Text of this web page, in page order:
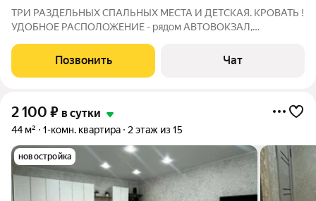
ТРИ РАЗДЕЛЬНЫХ СПАЛЬНЫХ МЕСТА И ДЕТСКАЯ. КРОВАТЬ !
УДОБНОЕ РАСПОЛОЖЕНИЕ - рядом АВТОВОКЗАЛ,
квартира . Удобная двухспальная кровать с ортопедическим
матрацем большой ЖК телевизор SMART TVв
Позвонить Чат
2 100 ₽ в сутки
44 м² 1-комн. квартира 2 этаж из 15
новостройка